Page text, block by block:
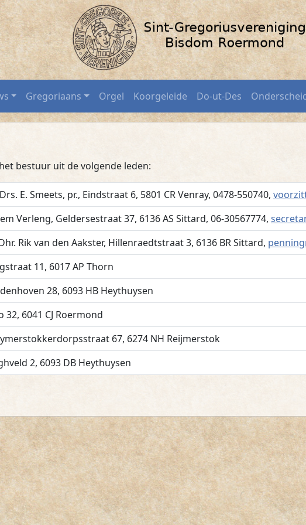
Roermond.nl
Gregoriaans Orgel Koorgeleide Do-ut-Des
bestuur uit de volgende leden:
E. Smeets, pr., Eindstraat 6, 5801 CRVenray, 0478-550740,
Verleng, Geldersestraat 37, 6136 AS Sittard, 06-30567774,
Rik van den Aakster, Hillenraedtstraat 3, 6136 BRSittard,
11, 6017 AP Thorn
28, 6093 HB Heythuysen
32, 6041 CJ Roermond
67, 6274 NH Reijmerstok
2, 6093 DB Heythuysen